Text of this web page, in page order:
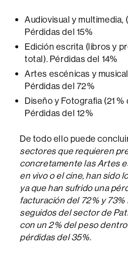
Audiovisual y multimedia,
Pérdidas del 15%
Edición escrita (libros y
total). Pérdidas del 14%
Artes escénicas y
Pérdidas del 72%
Diseño y Fotografia (21
Pérdidas del 12%
De todo ello puede
sectores que requieren
concretamente las Artes
en vivo o el cine, han sido
ya que han sufrido una
facturación del 72% y
seguidos del sector de
con un 2% del peso
pérdidas del 35%.